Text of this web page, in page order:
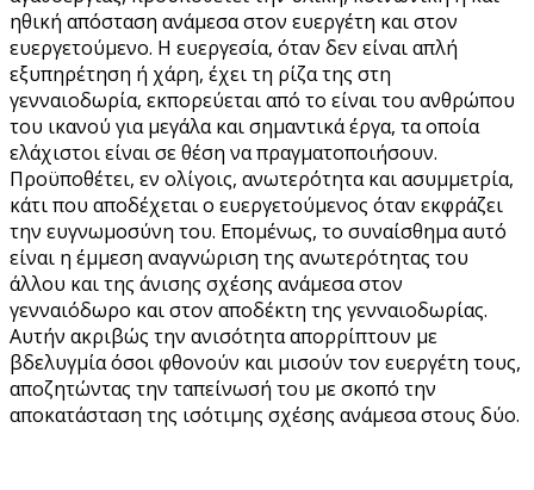
ηθική απόσταση ανάμεσα στον ευεργέτη και στον
ευεργετούμενο. Η ευεργεσία, όταν δεν είναι απλή
εξυπηρέτηση ή χάρη, έχει τη ρίζα της στη
γενναιοδωρία, εκπορεύεται από το είναι του ανθρώπου
του ικανού για μεγάλα και σημαντικά έργα, τα οποία
ελάχιστοι είναι σε θέση να πραγματοποιήσουν.
Προϋποθέτει, εν ολίγοις, ανωτερότητα και ασυμμετρία,
κάτι που αποδέχεται ο ευεργετούμενος όταν εκφράζει
την ευγνωμοσύνη του. Επομένως, το συναίσθημα αυτό
είναι η έμμεση αναγνώριση της ανωτερότητας του
άλλου και της άνισης σχέσης ανάμεσα στον
γενναιόδωρο και στον αποδέκτη της γενναιοδωρίας.
Αυτήν ακριβώς την ανισότητα απορρίπτουν με
βδελυγμία όσοι φθονούν και μισούν τον ευεργέτη τους,
αποζητώντας την ταπείνωσή του με σκοπό την
αποκατάσταση της ισότιμης σχέσης ανάμεσα στους δύο.